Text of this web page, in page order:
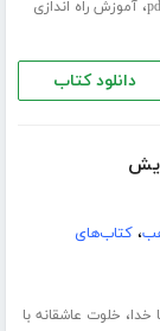
،آموزش راه اندازی
دانلود کتاب
،کتاب‌های
خدا، خلوت عاشقانه با